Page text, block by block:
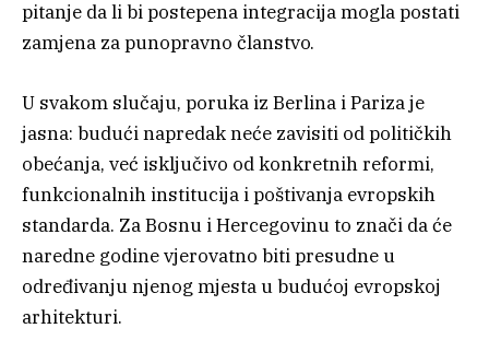
pitanje da li bi postepena integracija mogla postati
zamjena za punopravno članstvo.
U svakom slučaju, poruka iz Berlina i Pariza je
jasna: budući napredak neće zavisiti od političkih
obećanja, već isključivo od konkretnih reformi,
funkcionalnih institucija i poštivanja evropskih
standarda. Za Bosnu i Hercegovinu to znači da će
naredne godine vjerovatno biti presudne u
određivanju njenog mjesta u budućoj evropskoj
arhitekturi.